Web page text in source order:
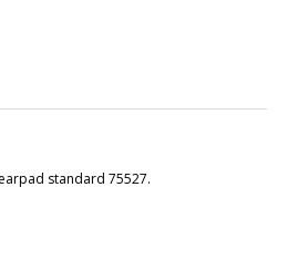
standard 75527.